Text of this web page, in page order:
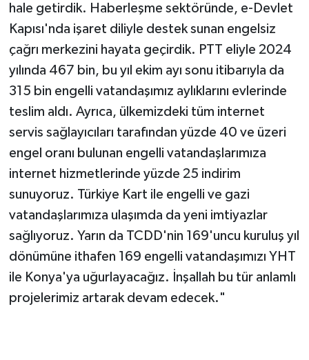
hale getirdik. Haberleşme sektöründe, e-Devlet
Kapısı'nda işaret diliyle destek sunan engelsiz
çağrı merkezini hayata geçirdik. PTT eliyle 2024
yılında 467 bin, bu yıl ekim ayı sonu itibarıyla da
315 bin engelli vatandaşımız aylıklarını evlerinde
teslim aldı. Ayrıca, ülkemizdeki tüm internet
servis sağlayıcıları tarafından yüzde 40 ve üzeri
engel oranı bulunan engelli vatandaşlarımıza
internet hizmetlerinde yüzde 25 indirim
sunuyoruz. Türkiye Kart ile engelli ve gazi
vatandaşlarımıza ulaşımda da yeni imtiyazlar
sağlıyoruz. Yarın da TCDD'nin 169'uncu kuruluş yıl
dönümüne ithafen 169 engelli vatandaşımızı YHT
ile Konya'ya uğurlayacağız. İnşallah bu tür anlamlı
projelerimiz artarak devam edecek."